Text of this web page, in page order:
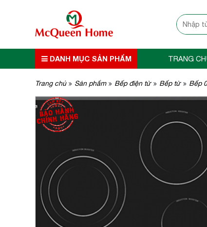
DANH MỤC SẢN PHẨM TRANG
Trang chủ Sản phẩm Bếp điện từ Bếp từ Bếp